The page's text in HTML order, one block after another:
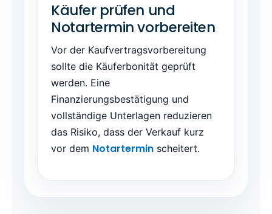
Käufer prüfen und
Notartermin vorbereiten
Vor der Kaufvertragsvorbereitung
sollte die Käuferbonität geprüft
werden. Eine
Finanzierungsbestätigung und
vollständige Unterlagen reduzieren
das Risiko, dass der Verkauf kurz
vor dem Notartermin scheitert.